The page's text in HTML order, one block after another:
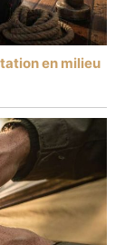
en milieu